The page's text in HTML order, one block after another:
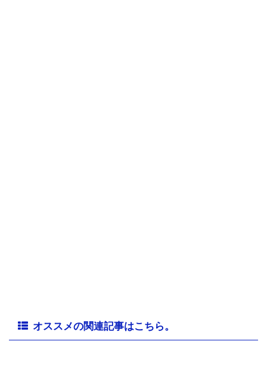
オススメの関連記事はこちら。